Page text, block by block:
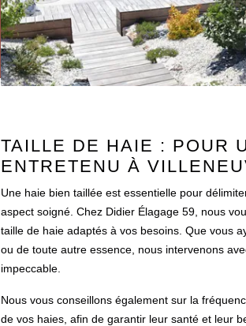
TAILLE DE HAIE : POUR
ENTRETENU À
Une haie bien taillée est essentielle pour
aspect soigné. Chez Didier Élagage 59, nous
taille de haie adaptés à vos besoins. Que vous
ou de toute autre essence, nous intervenons
impeccable.
Nous vous conseillons également sur la
de vos haies, afin de garantir leur santé et leur